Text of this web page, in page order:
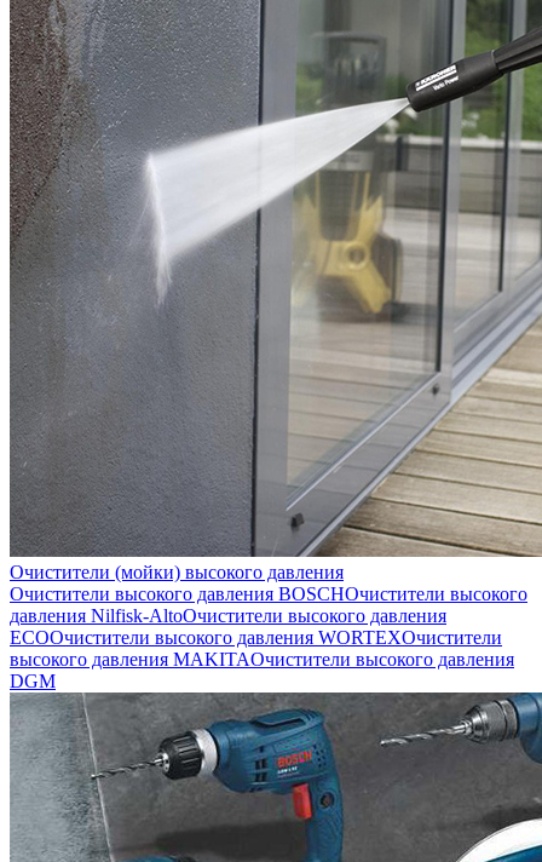
Очистители (мойки) высокого давления
Очистители высокого давления BOSCHОчистители высокого
давления Nilfisk-AltoОчистители высокого давления
ECOОчистители высокого давления WORTEXОчистители
высокого давления MAKITAОчистители высокого давления
DGM